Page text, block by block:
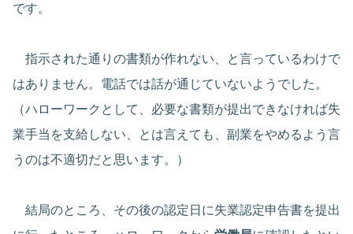
です。
指示された通りの書類が作れない、と言っているわけで
はありません。電話では話が通じていないようでした。
（ハローワークとして、必要な書類が提出できなければ失
業手当を支給しない、とは言えても、副業をやめるよう言
うのは不適切だと思います。）
結局のところ、その後の認定日に失業認定申告書を提出